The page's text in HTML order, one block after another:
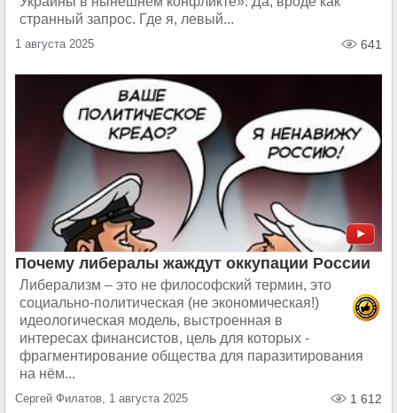
странный запрос. Где я, левый...
1 августа 2025 641
Почему либералы жаждут оккупации России
Либерализм – это не философский термин, это
социально-политическая (не экономическая!)
идеологическая модель, выстроенная в
интересах финансистов, цель для которых -
фрагментирование общества для паразитирования
на нём...
Сергей Филатов, 1 августа 2025 1 612